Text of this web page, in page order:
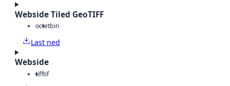
Webside Tiled GeoTIFF
octetbin
Last ned
Webside
tifftif